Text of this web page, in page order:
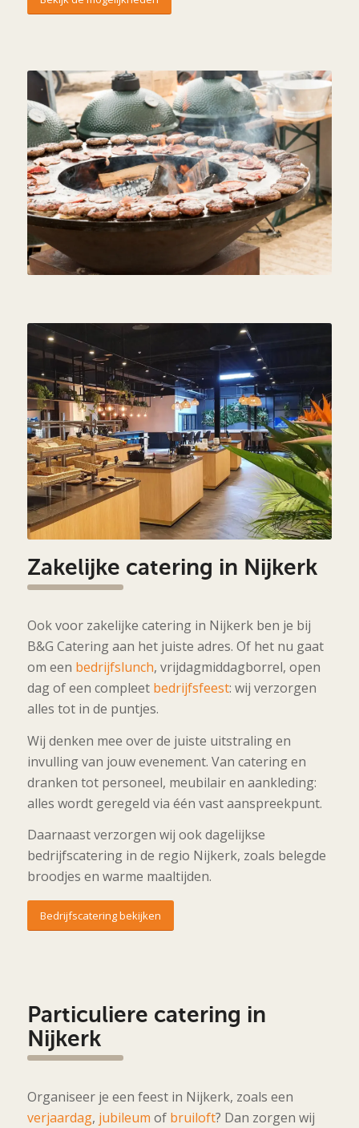
Zakelijke catering in Nijkerk
Ook voor zakelijke catering in Nijkerk ben je bij
B&G Catering aan het juiste adres. Of het nu gaat
om een bedrijfslunch, vrijdagmiddagborrel, open
dag of een compleet bedrijfsfeest: wij verzorgen
alles tot in de puntjes.
Wij denken mee over de juiste uitstraling en
invulling van jouw evenement. Van catering en
dranken tot personeel, meubilair en aankleding:
alles wordt geregeld via één vast aanspreekpunt.
Daarnaast verzorgen wij ook dagelijkse
bedrijfscatering in de regio Nijkerk, zoals belegde
broodjes en warme maaltijden.
Bedrijfscatering bekijken
Particuliere catering in
Nijkerk
Organiseer je een feest in Nijkerk, zoals een
verjaardag, jubileum of bruiloft? Dan zorgen wij